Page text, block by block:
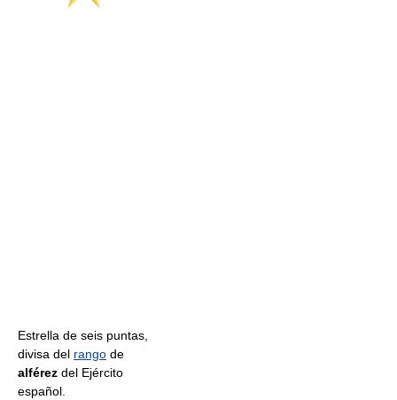
Estrella de seis puntas,
divisa del rango de
alférez del Ejército
español.